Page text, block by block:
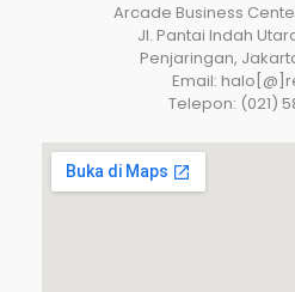
Arcade Business
JI. Pantai Indah
Penjaringan,
Email:
Telepon: (021)